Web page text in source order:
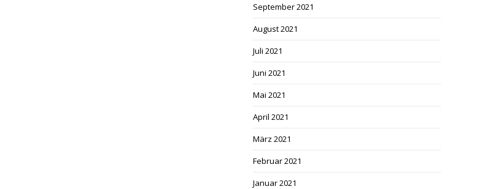
September 2021
August 2021
Juli 2021
Juni 2021
Mai 2021
April 2021
März 2021
Februar 2021
Januar 2021